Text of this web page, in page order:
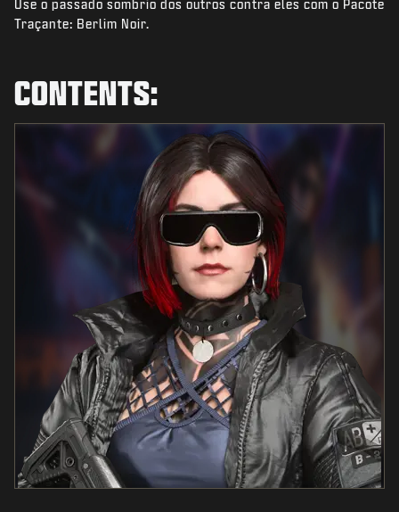
NOTÍCIAS
Use o passado sombrio dos outros contra eles com o Pacote
Traçante: Berlim Noir.
CONTENTS: